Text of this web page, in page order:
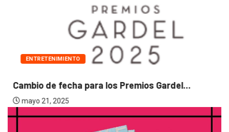
ENTRETENIMIENTO
Cambio de fecha para los Premios Gardel...
mayo 21, 2025